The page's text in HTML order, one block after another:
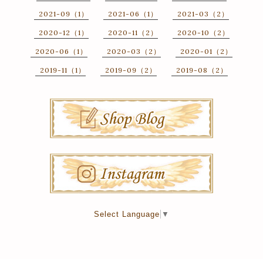
2021-09（1） 2021-06（1） 2021-03（2）
2020-12（1） 2020-11（2） 2020-10（2）
2020-06（1） 2020-03（2） 2020-01（2）
2019-11（1） 2019-09（2） 2019-08（2）
Select Language ▼